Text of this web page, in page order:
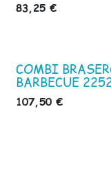
83,25 €
COMBI
BARBECUE
107,50 €